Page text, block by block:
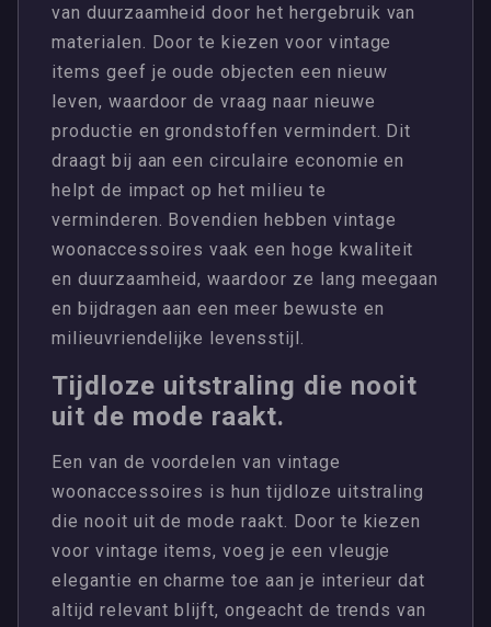
van duurzaamheid door het hergebruik van
materialen. Door te kiezen voor vintage
items geef je oude objecten een nieuw
leven, waardoor de vraag naar nieuwe
productie en grondstoffen vermindert. Dit
draagt bij aan een circulaire economie en
helpt de impact op het milieu te
verminderen. Bovendien hebben vintage
woonaccessoires vaak een hoge kwaliteit
en duurzaamheid, waardoor ze lang meegaan
en bijdragen aan een meer bewuste en
milieuvriendelijke levensstijl.
Tijdloze uitstraling die nooit
uit de mode raakt.
Een van de voordelen van vintage
woonaccessoires is hun tijdloze uitstraling
die nooit uit de mode raakt. Door te kiezen
voor vintage items, voeg je een vleugje
elegantie en charme toe aan je interieur dat
altijd relevant blijft, ongeacht de trends van